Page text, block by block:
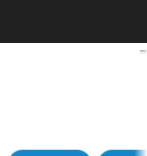
sulle vendite